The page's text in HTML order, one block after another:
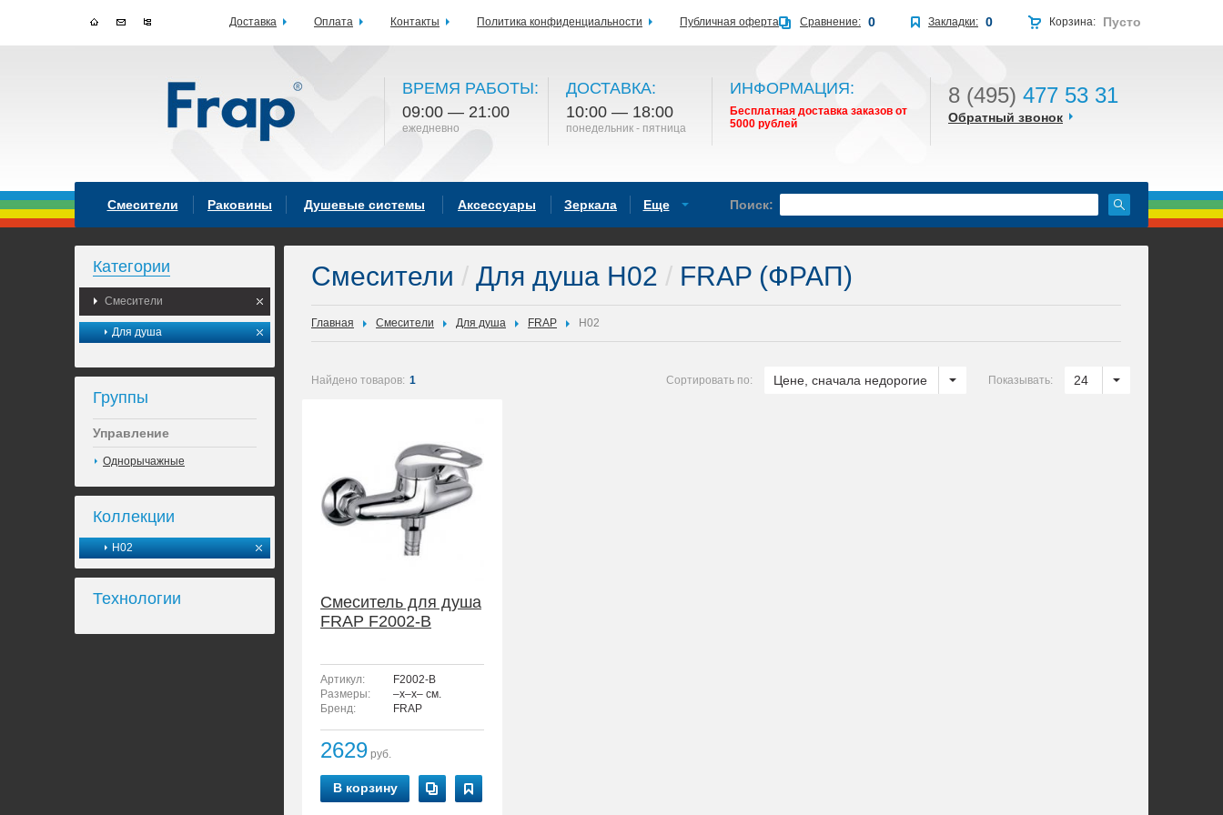
ВРЕМЯ РАБОТЫ:
09:00 — 21:00
ежедневно
ДОСТАВКА:
10:00 — 18:00
понедельник - пятница
ИНФОРМАЦИЯ:
Бесплатная доставка заказов от
5000 рублей
8 (495) 477 53 31
Обратный звонок
Смесители Раковины Душевые системы Аксессуары Зеркала Еще Поиск:
Категории
Смесители
Для душа
Группы
Управление
Однорычажные
Коллекции
H02
Технологии
Смесители / Для душа H02 / FRAP (ФРАП)
Главная Смесители Для душа FRAP H02
Найдено товаров: 1 Показывать: 24
Сортировать по: Цене, сначала недорогие
Смеситель для душа
FRAP F2002-B
Артикул:
F2002-B
Размеры:
–x–x– см.
Бренд:
FRAP
2629 руб.
В корзину
Доставка Оплата Контакты Политика конфиденциальности Публичная оферта Корзина: Пусто
Закладки: 0
Сравнение: 0